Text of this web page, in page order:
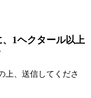
1ヘクタール以上
上、送信してくださ